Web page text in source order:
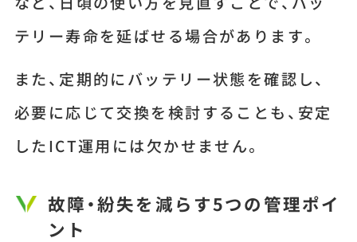
テリー寿命を延ばせる場合があります。
また、定期的にバッテリー状態を確認し、
必要に応じて交換を検討することも、安定
したICT運用には欠かせません。
故障・紛失を減らす5つの管理ポイ
ント